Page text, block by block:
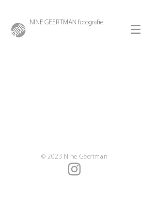
NINE GEERTMAN fotografie
© 2023 Nine Geertman